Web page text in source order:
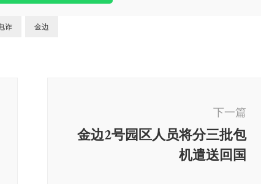
诈 金边
下一篇
金边2号园区人员将分三批包
机遣送回国